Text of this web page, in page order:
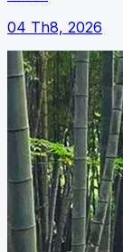
04 Th8, 2026